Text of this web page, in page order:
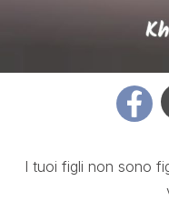
I tuoi figli non sono